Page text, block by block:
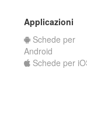
Applicazioni
Schede per
Android
Schede per